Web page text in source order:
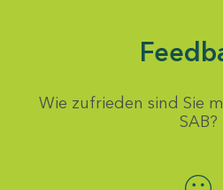
Wie zufrieden sind Sie
SAB?